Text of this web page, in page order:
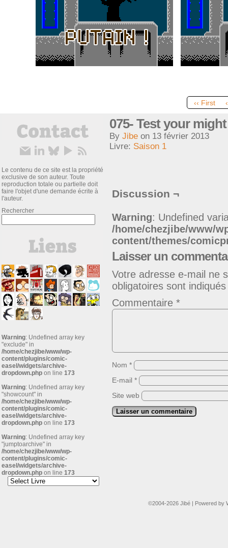
‹‹ First
Le contenu de ce site est la propriété
exclusive de son auteur. Toute
reproduction totale ou partielle doit
faire l'objet d'une demande écrite à
l'auteur.
Rechercher
Warning: Undefined array key
"exclude" in
/home/chezjibe/www/wp-
content/plugins/comic-
easel/widgets/archive-
dropdown.php on line 173
Warning: Undefined array key
"showcount" in
/home/chezjibe/www/wp-
content/plugins/comic-
easel/widgets/archive-
dropdown.php on line 173
Warning: Undefined array key
"jumptoarchive" in
/home/chezjibe/www/wp-
content/plugins/comic-
easel/widgets/archive-
dropdown.php on line 173
075- Test your might
By Jibe on 13 février 2013
Livre: Saison 1
Discussion ¬
Warning: Undefined
/home/chezjibe/www/
content/themes/
Laisser un
Votre adresse e-mail ne
obligatoires sont
Commentaire *
Nom *
E-mail *
Site web
©2004-2026 Jibé | Powered by